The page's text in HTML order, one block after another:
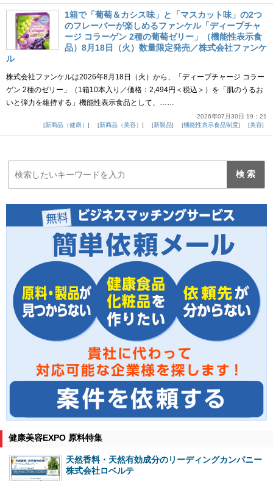
1箱で「葡萄＆カシス味」と「マスカット味」の2つ
のフレーバーが楽しめるファンケル「ディープチャ
ージ コラーゲン 2種の葡萄ゼリー」（機能性表示食
品）8月18日（火）数量限定発売／株式会社ファンケ
ル
株式会社ファンケルは2026年8月18日（火）から、「ディープチャージ コラー
ゲン 2種のゼリー」（1箱10本入り／価格：2,494円＜税込＞）を「肌のうるお
いと弾力を維持する」機能性表示食品として、……
2026年07月30日 19：21
新商品（健康）
新商品（美容） 新製品 機能性表示食品制度 美容
健康美容EXPO 原料特集
天然香料・天然有効成分のリーディングカンパニー
株式会社ロベルテ